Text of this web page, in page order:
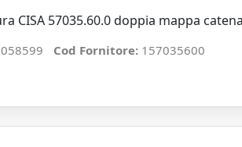
CISA 57035.60.0 doppia mappa
Cod Fornitore: 157035600